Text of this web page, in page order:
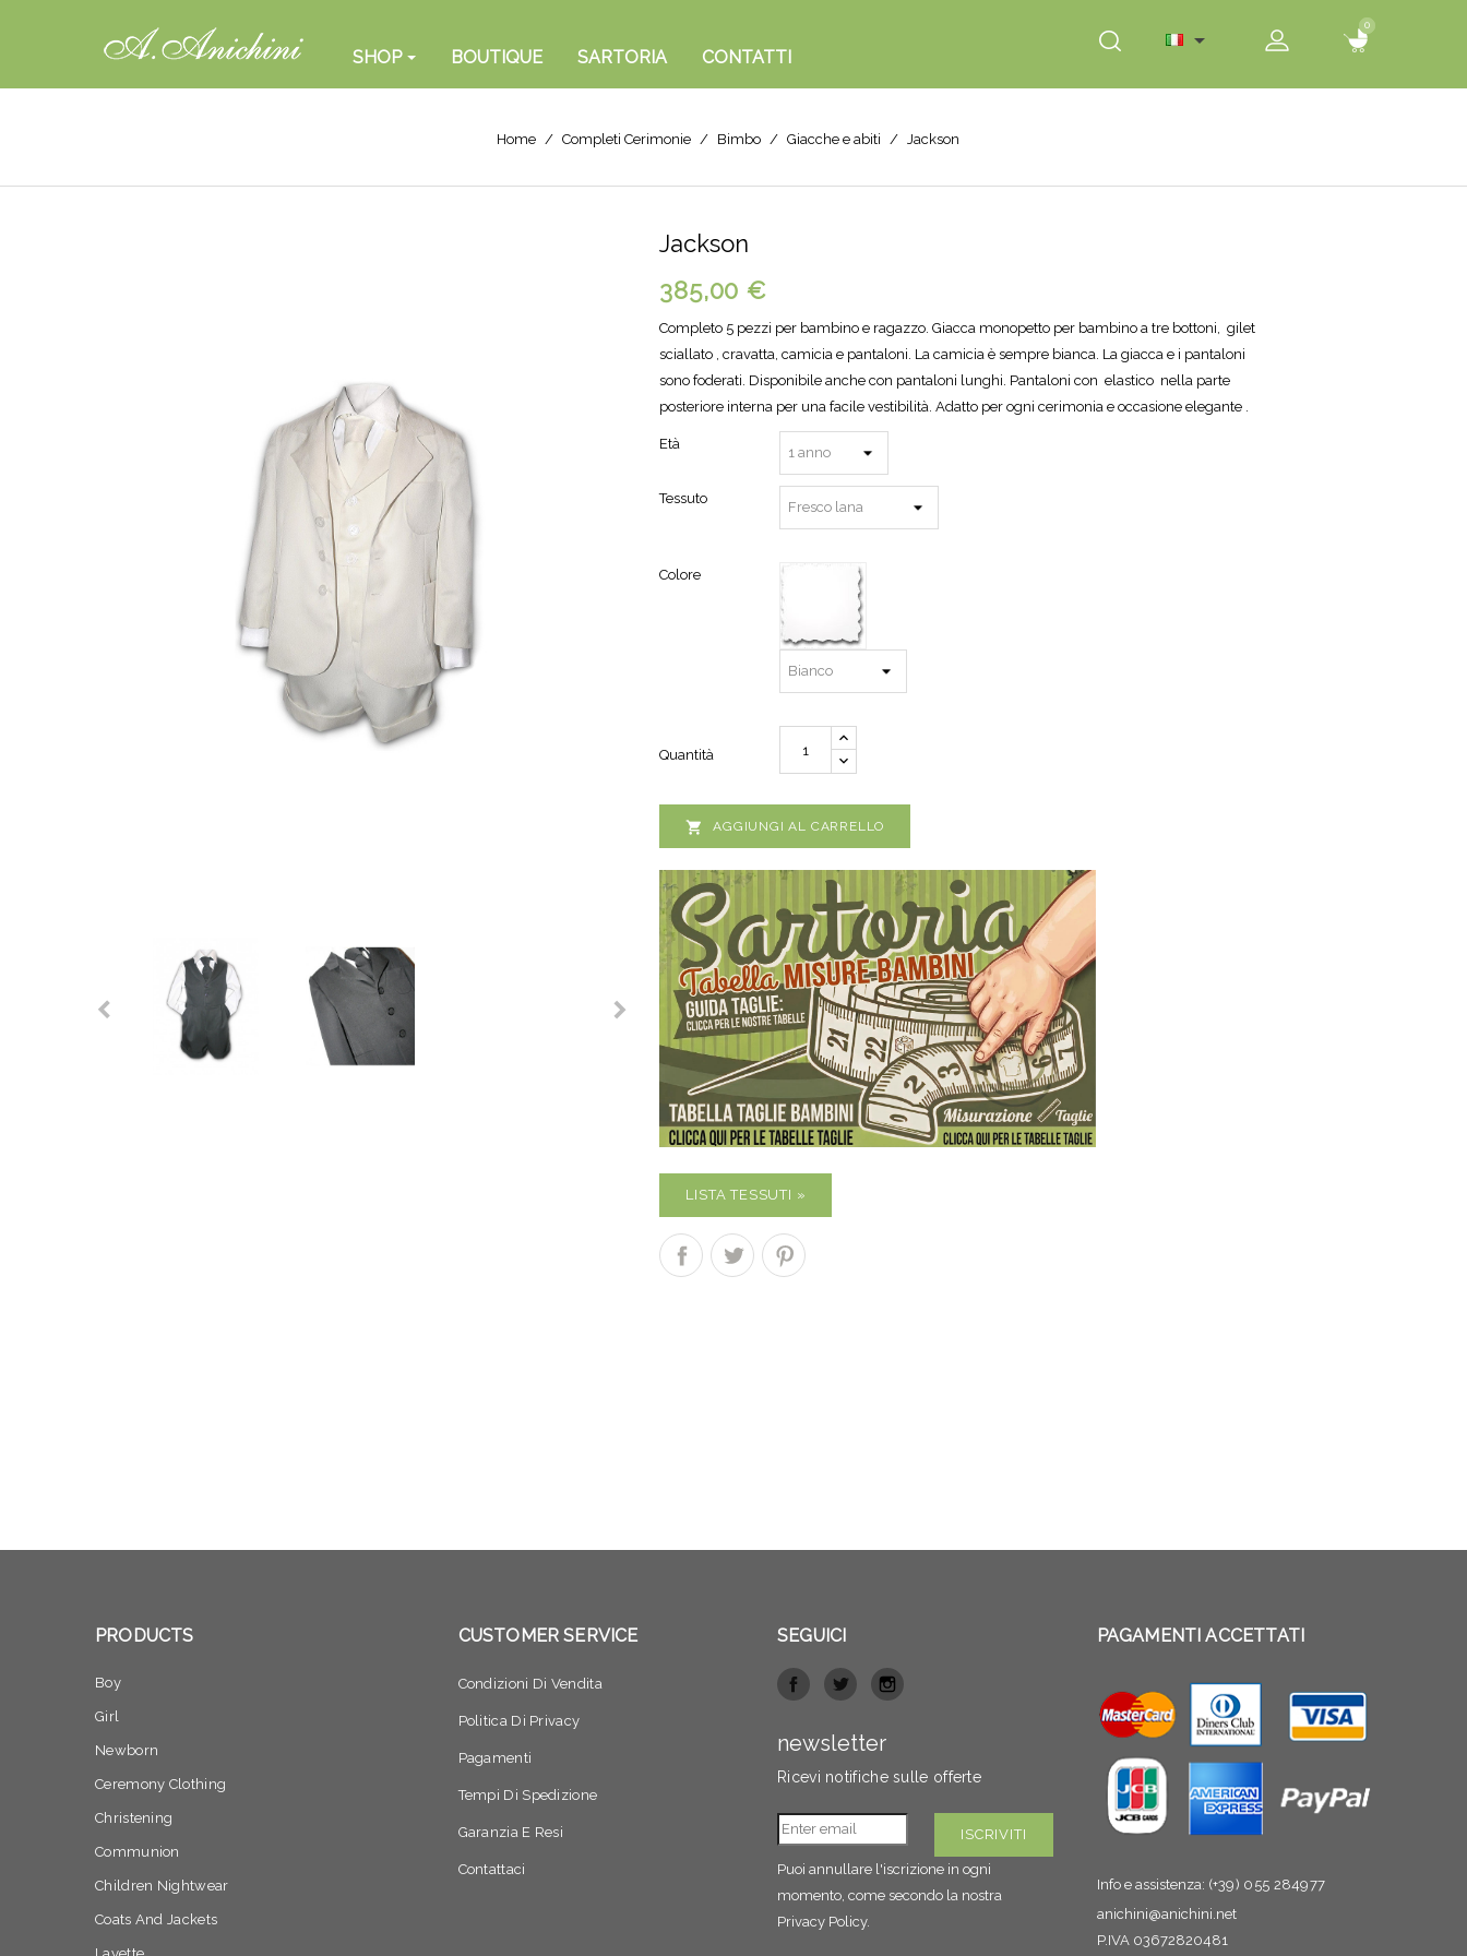
SHOP BOUTIQUE SARTORIA CONTATTI
0
0

Home Completi Cerimonie Bimbo Giacche e abiti Jackson
Jackson
385,00 €
Completo 5 pezzi per bambino e ragazzo. Giacca monopetto per bambino a tre bottoni, gilet
sciallato , cravatta, camicia e pantaloni. La camicia è sempre bianca. La giacca e i pantaloni
sono foderati. Disponibile anche con pantaloni lunghi. Pantaloni con elastico nella parte
posteriore interna per una facile vestibilità. Adatto per ogni cerimonia e occasione elegante .
Età
Tessuto
Colore
Quantità
 AGGIUNGI AL CARRELLO
LISTA TESSUTI »
PRODUCTS
Boy
Girl
Newborn
Ceremony Clothing
Christening
Communion
Children Nightwear
Coats And Jackets
CUSTOMER SERVICE
Condizioni Di Vendita
Politica Di Privacy
Pagamenti
Tempi Di Spedizione
Garanzia E Resi
Contattaci
SEGUICI
newsletter
Ricevi notifiche sulle offerte
Puoi annullare l'iscrizione in ogni
momento, come secondo la nostra
Privacy Policy.
PAGAMENTI ACCETTATI
Info e assistenza: (+39) 055 284977
anichini@anichini.net
P.IVA 03672820481